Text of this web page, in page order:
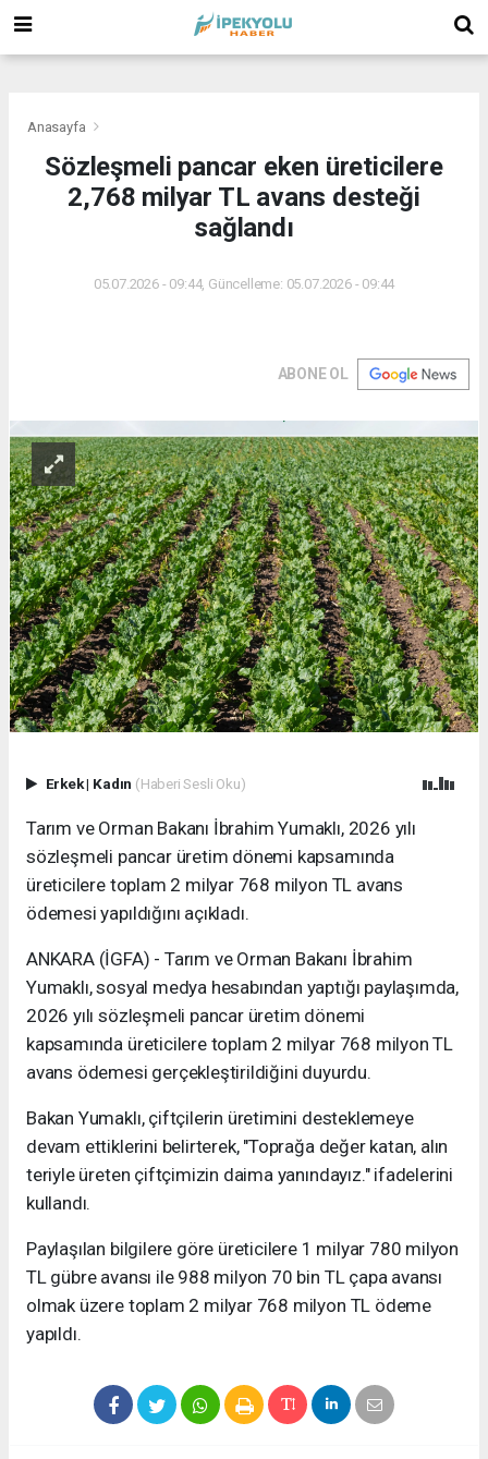
Anasayfa
Sözleşmeli pancar eken üreticilere
2,768 milyar TL avans desteği
sağlandı
05.07.2026 - 09:44, Güncelleme: 05.07.2026 - 09:44
ABONE OL
Erkek| Kadın (Haberi Sesli Oku)
Tarım ve Orman Bakanı İbrahim Yumaklı, 2026 yılı
sözleşmeli pancar üretim dönemi kapsamında
üreticilere toplam 2 milyar 768 milyon TL avans
ödemesi yapıldığını açıkladı.
ANKARA (İGFA) - Tarım ve Orman Bakanı İbrahim
Yumaklı, sosyal medya hesabından yaptığı paylaşımda,
2026 yılı sözleşmeli pancar üretim dönemi
kapsamında üreticilere toplam 2 milyar 768 milyon TL
avans ödemesi gerçekleştirildiğini duyurdu.
Bakan Yumaklı, çiftçilerin üretimini desteklemeye
devam ettiklerini belirterek, "Toprağa değer katan, alın
teriyle üreten çiftçimizin daima yanındayız." ifadelerini
kullandı.
Paylaşılan bilgilere göre üreticilere 1 milyar 780 milyon
TL gübre avansı ile 988 milyon 70 bin TL çapa avansı
olmak üzere toplam 2 milyar 768 milyon TL ödeme
yapıldı.